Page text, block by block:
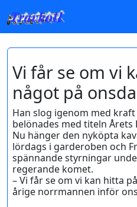
Vi får se om vi
något på
Han slog igenom med
belönades med titeln Årets
Nu hänger den nyköpta
lördags i garderoben och
spännande styrningar
regerande komet.
– Vi får se om vi kan hitta
årige norrmannen inför